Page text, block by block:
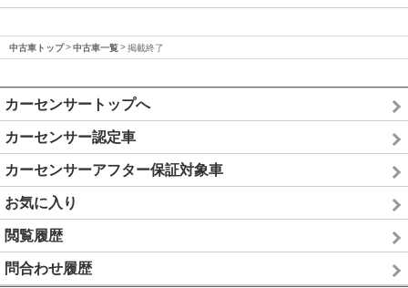
中古車トップ 中古車一覧 掲載終了
カーセンサートップへ
カーセンサー認定車
カーセンサーアフター保証対象車
お気に入り
閲覧履歴
問合わせ履歴